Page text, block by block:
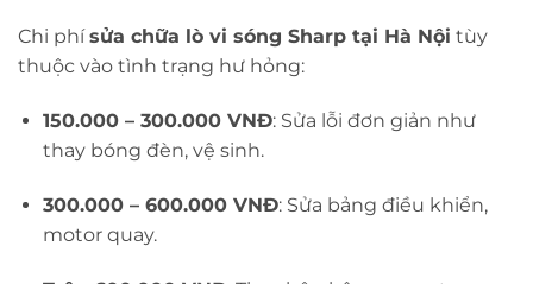
Chi phísửa chữa lò vi sóng Sharp tại Hà Nội tùy
thuộc vào tình trạng hư hỏng:
150.000 – 300.000 VNĐ: Sửa lỗi đơn giản như
thay bóng đèn, vệ sinh.
300.000 – 600.000 VNĐ: Sửa bảng điều khiển,
motor quay.